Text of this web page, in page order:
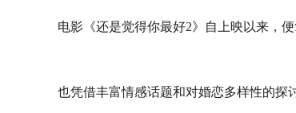
电影《还是觉得你最好2》自上映以来，
也凭借丰富情感话题和对婚恋多样性的探